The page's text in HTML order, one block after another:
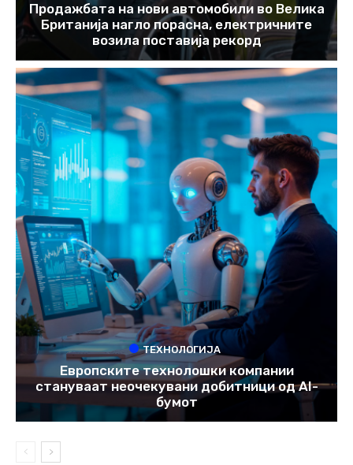
Продажбата на нови автомобили во Велика
Британија нагло порасна, електричните
возила поставија рекорд
ТЕХНОЛОГИЈА
Европските технолошки компании
стануваат неочекувани добитници од AI-
бумот